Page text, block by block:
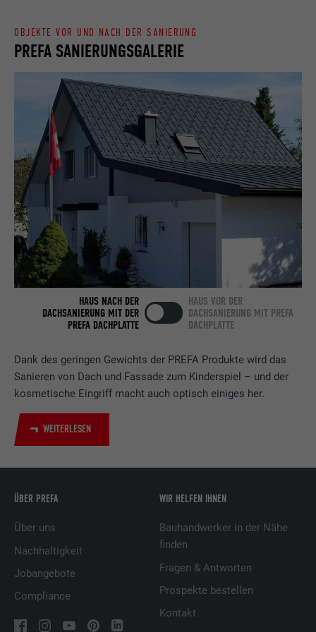
Dank des geringen Gewichts der PREFA Produkte wird das
Sanieren von Dach und Fassade zum Kinderspiel – und der
kosmetische Eingriff macht auch optisch einiges her.
WEITERLESEN
PREFA SANIERUNGSGALERIE
OBJEKTE VOR UND NACH DER SANIERUNG
HAUS NACH DER
DACHSANIERUNG MIT DER
PREFA DACHPLATTE
HAUS VOR DER
DACHSANIERUNG MIT PREFA
DACHPLATTE
ÜBER PREFA
Über uns
Nachhaltigkeit
Jobangebote
Compliance
WIR HELFEN IHNEN
Bauhandwerker in der Nähe
finden
Fragen & Antworten
Prospekte bestellen
Kontakt
Anbieter LinkedIn
Laufzeit 2 Jahre
Zweck
Verwendet vom Social-Networking-Dienst
LinkedIn für die Verfolgung der
Verwendung von eingebetteten
Dienstleistungen.
Name bscookie
Anbieter LinkedIn
Verwendet vom Social-Networking-Dienst
Verwendung von eingebetteten
Dienstleistungen.
Zweck
mehreren Webseiten zu verfolgen, um
relevante Werbung basierend auf den
Präferenzen des Besuchers zu
Name lidc